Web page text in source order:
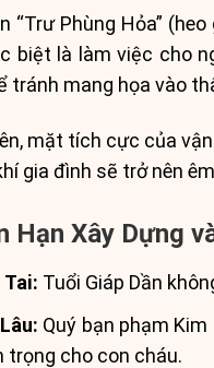
“Trư Phùng Hỏa”
biệt là làm việc cho
tránh mang họa vào
mặt tích cực của
gia đình sẽ trở nên
Hạn Xây Dựng
Tai: Tuổi Giáp Dần
Quý bạn phạm
trọng cho con cháu.